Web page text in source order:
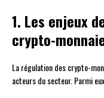
1. Les enjeux
crypto-
La régulation des crypto-
acteurs du secteur. Parmi